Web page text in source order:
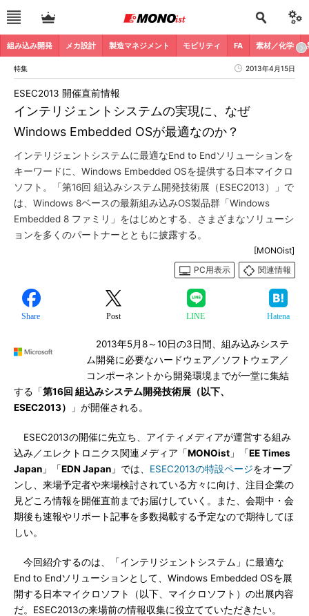
組み込み開発 メカ設計 製造マネジメント モビリティ FA 素材／化学
特集 2013年4月15日
インテリジェントシステムの実現に、なぜ
Windows Embedded OSが最適なのか？
ESEC2013 開催直前情報
インテリジェントシステムに最適なEnd to Endソリューションを
キーワードに、Windows Embedded OSを提供する日本マイクロ
ソフト。「第16回 組込みシステム開発技術展（ESEC2013）」で
は、Windows 8ベースの最新組み込みOS製品群「Windows
Embedded 8 ファミリ」をはじめとする、さまざまなソリューシ
ョンを多くのパートナーとともに披露する。
[MONOist]
PC用表示
関連情報
Share Post LINE Hatena
2013年5月8～10日の3日間、組み込みシステ
ム開発に必要なハードウェア／ソフトウェア／
コンポーネントから開発環境までが一堂に集結
する「第16回 組込みシステム開発技術展（以下、
ESEC2013）
」が開催される。
ESEC2013の開催に先立ち、アイティメディアが運営する組み
込み／エレクトロニクス関連メディア「MONOist 」「EE Times
Japan 」「EDN Japan 」では、 ESEC2013の特設ページをオープ
ンし、来場予定者や来場検討されている方々に向け、注目企業の
見どころ情報を開催直前までお届けしていく。また、会期中・会
期後も速報やリポート記事を多数掲載する予定なので期待してほ
しい。
今回紹介するのは、「インテリジェントシステム」に最適な
End to Endソリューションとして、Windows Embedded OSを展
開する日本マイクロソフト（以下、マイクロソフト）の出展内容
だ。ESEC2013の来場前の情報収集に役立てていただきたい。